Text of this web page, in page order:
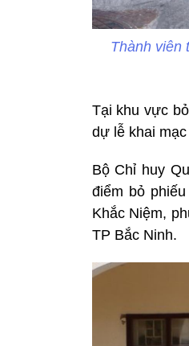
Thành viên
Tại khu vực
dự lễ khai
Bộ Chỉ huy
điểm bỏ
Khắc Niệm,
TP Bắc Ninh.